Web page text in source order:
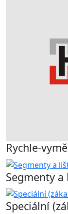
Rychle-
Segmenty
Speciální